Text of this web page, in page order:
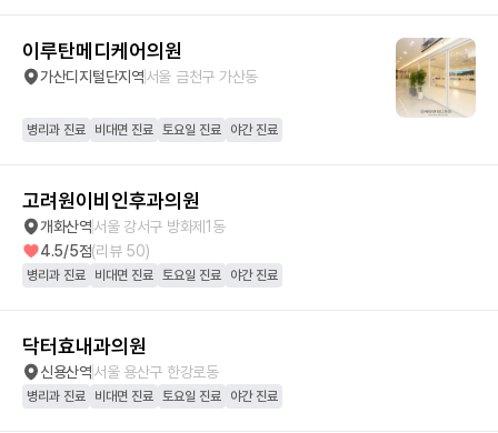
이루탄메디케어의원
가산디지털단지역서울 금천구 가산동
병리과 진료 비대면 진료 토요일 진료 야간 진료
고려원이비인후과의원
개화산역서울 강서구 방화제1동
4.5/5점(리뷰 50)
병리과 진료 비대면 진료 토요일 진료 야간 진료
닥터효내과의원
신용산역서울 용산구 한강로동
병리과 진료 비대면 진료 토요일 진료 야간 진료